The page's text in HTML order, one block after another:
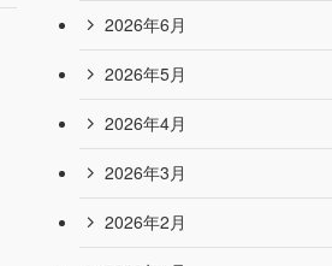
Tweets by akishimagazin
アーカイブ